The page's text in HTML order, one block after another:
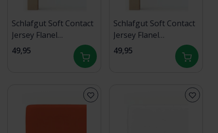
Schlafgut Soft Contact
Jersey Flanel
Hoeslaken XL -
180x200 - 200x200 269
49,95
Schlafgut Soft Contact
Jersey Flanel
Hoeslaken XL -
180x200 - 200x200 154
49,95